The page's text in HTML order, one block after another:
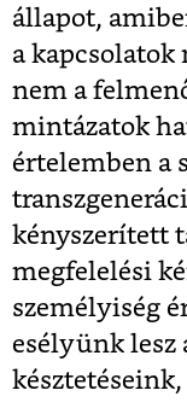
állapot,
a kapcsolatok
nem a
mintázatok
értelemben a
kényszerített
megfelelési
személyiség
esélyünk lesz